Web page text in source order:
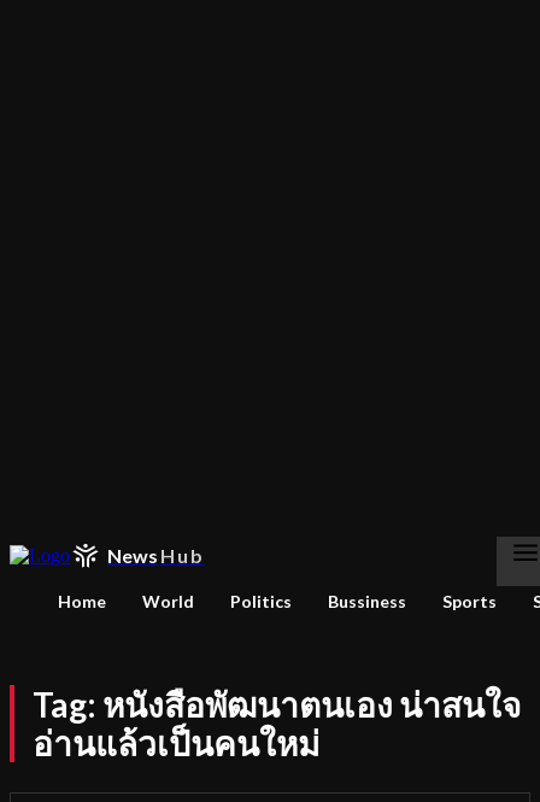
News Hub
Home World Politics Bussiness Sports
Tag: หนังสือพัฒนาตนเอง น่าสนใจ
อ่านแล้วเป็นคนใหม่